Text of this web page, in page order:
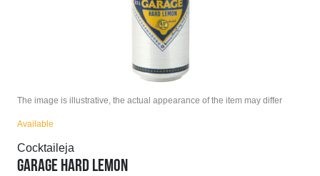
The image is illustrative, the actual appearance of the item may differ
Available
Cocktaileja
GARAGE HARD LEMON